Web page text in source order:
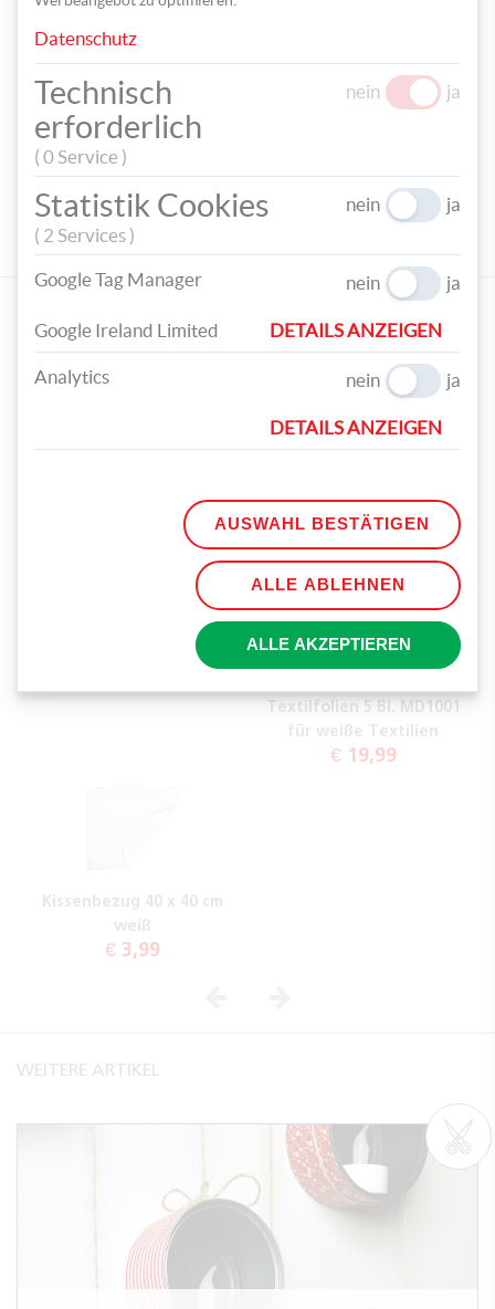
TEILEN
TAGS
WEIHNACHTEN WEIHNACHTSBASTELN WEIHNACHTSDEKO
TEXTILFOLIE KISSEN PERSONALISIEREN TEXTILIEN
GESCHENK
für farbige und weiße
für farbige Textilien
€ 39,99
Textilfolien 5 Bl. MD1001
für weiße Textilien
€ 19,99
Kissenbezug 40 x 40 cm
weiß
€ 3,99
WEITERE ARTIKEL
Datenschutz
Technisch
erforderlich
( 0 Service )
nein ja
Statistik Cookies
( 2 Services )
nein ja
Google Tag Manager nein ja
Google Ireland Limited DETAILS ANZEIGEN
Analytics nein ja
DETAILS ANZEIGEN
AUSWAHL BESTÄTIGEN
ALLE ABLEHNEN
ALLE AKZEPTIEREN